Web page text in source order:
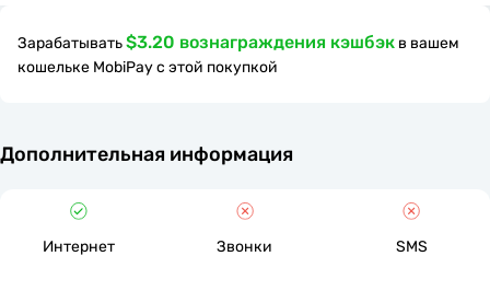
Зарабатывать$3.20 вознаграждения кэшбэк в вашем
кошельке MobiPay с этой покупкой
Дополнительная информация
Интернет Звонки SMS